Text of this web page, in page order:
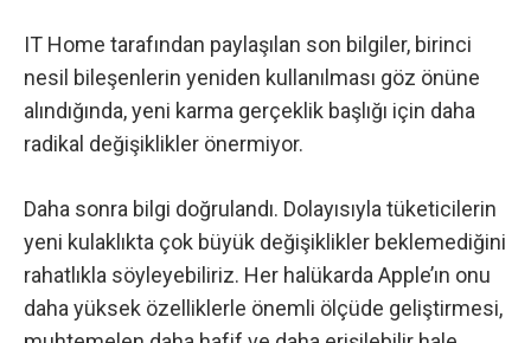
IT Home tarafından paylaşılan son bilgiler, birinci
nesil bileşenlerin yeniden kullanılması göz önüne
alındığında, yeni karma gerçeklik başlığı için daha
radikal değişiklikler önermiyor.
Daha sonra bilgi doğrulandı. Dolayısıyla tüketicilerin
yeni kulaklıkta çok büyük değişiklikler beklemediğini
rahatlıkla söyleyebiliriz. Her halükarda Apple’ın onu
daha yüksek özelliklerle önemli ölçüde geliştirmesi,